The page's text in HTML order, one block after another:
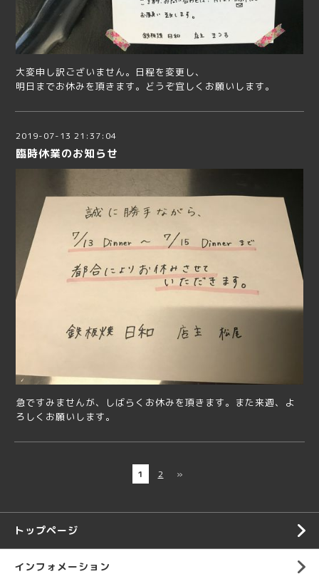
大変申し訳ございません。日程を変更し、
明日までお休みを頂きます。どうぞ宜しくお願いします。
2019-07-13 21:37:04
臨時休業のお知らせ
急ですみませんが、しばらくお休みを頂きます。また来週、よ
ろしくお願いします。
1 2 »
トップページ
インフォメーション